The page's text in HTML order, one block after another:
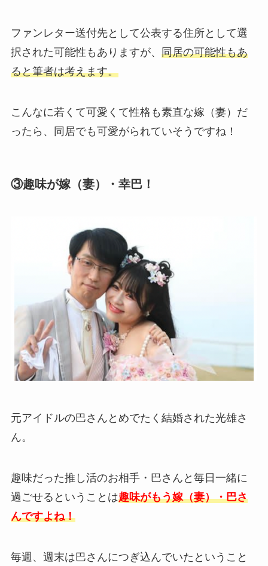
ファンレター送付先として公表する住所として選
択された可能性もありますが、 同居の可能性もあ
ると筆者は考えます。
こんなに若くて可愛くて性格も素直な嫁（妻）だ
ったら、同居でも可愛がられていそうですね！
③趣味が嫁（妻）・幸巴！
元アイドルの巴さんとめでたく結婚された光雄さ
ん。
趣味だった推し活のお相手・巴さんと毎日一緒に
過ごせるということは趣味がもう嫁（妻）・巴さ
んですよね！
毎週、週末は巴さんにつぎ込んでいたということ